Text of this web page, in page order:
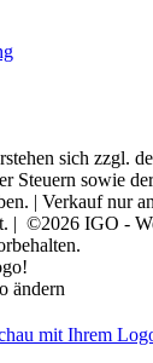
sich zzgl.
Steuern sowie
| Verkauf nur
| ©2026 IGO -
ändern
mit Ihrem